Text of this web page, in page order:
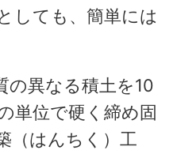
しても、簡単には
の異なる積土を10
単位で硬く締め固
（はんちく）工